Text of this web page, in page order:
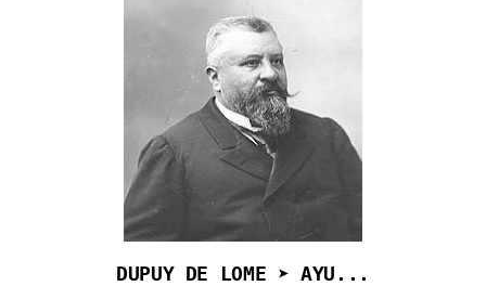
DUPUY DE LOME ➤ AYU...